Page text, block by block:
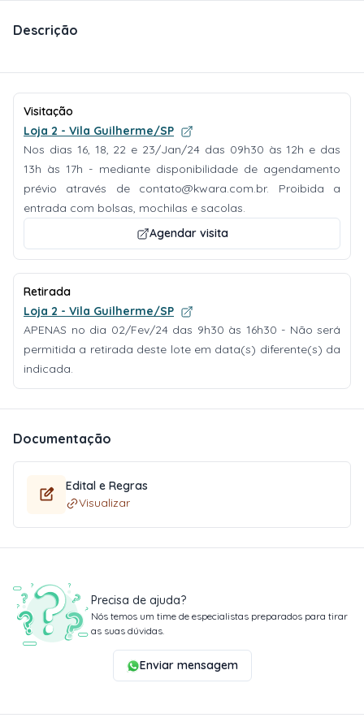
Descrição
Visitação
Loja 2 - Vila Guilherme/SP
Nos dias 16, 18, 22 e 23/Jan/24 das 09h30 às 12h e das
13h às 17h - mediante disponibilidade de agendamento
prévio através de contato@kwara.com.br. Proibida a
entrada com bolsas, mochilas e sacolas.
Agendar visita
Retirada
Loja 2 - Vila Guilherme/SP
APENAS no dia 02/Fev/24 das 9h30 às 16h30 - Não será
permitida a retirada deste lote em data(s) diferente(s) da
indicada.
Documentação
Edital e Regras
Visualizar
Precisa de ajuda?
Nós temos um time de especialistas preparados para tirar
as suas dúvidas.
Enviar mensagem